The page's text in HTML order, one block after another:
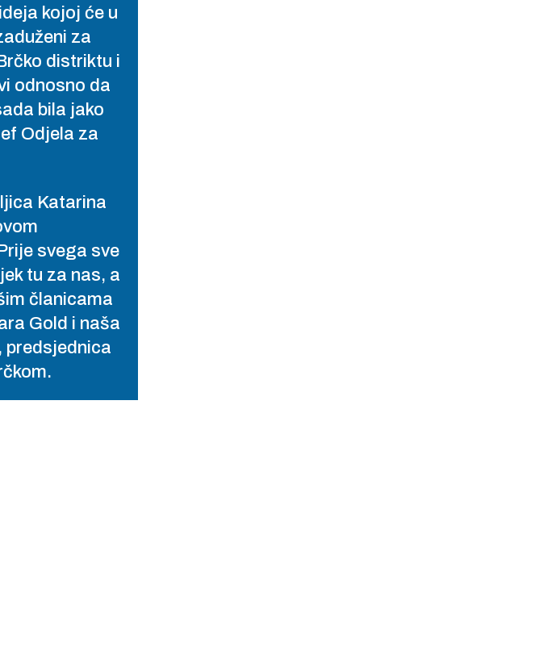
kojoj će u
za
distriktu i
odnosno da
bila jako
Odjela za
Katarina
svega sve
tu za nas, a
članicama
Gold i naša
predsjednica